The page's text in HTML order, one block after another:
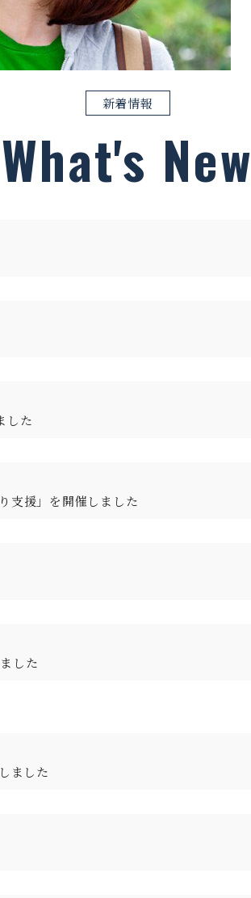
新着情報
What's New
した
支援」を開催しました
した
ました